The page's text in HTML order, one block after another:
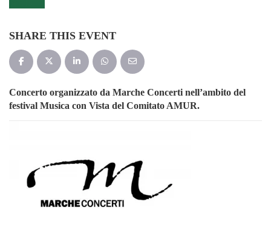
SHARE THIS EVENT
Concerto organizzato da Marche Concerti nell’ambito del
festival Musica con Vista del Comitato AMUR.